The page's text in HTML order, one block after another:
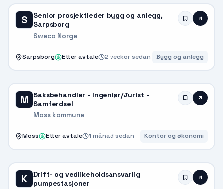
S
Senior prosjektleder bygg og anlegg,
Sarpsborg
Sweco Norge
Sarpsborg Etter avtale 2 veckor sedan Bygg og anlegg
M
Saksbehandler - Ingeniør/Jurist -
Samferdsel
Moss kommune
Moss Etter avtale 1 månad sedan Kontor og økonomi
K
Drift- og vedlikeholdsansvarlig
pumpestasjoner